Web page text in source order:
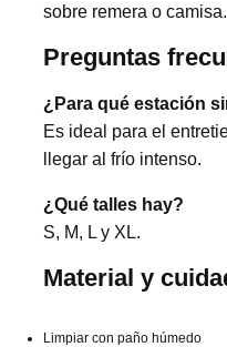
sobre remera o camisa.
Preguntas
¿Para qué estación
Es ideal para el
llegar al frío intenso.
¿Qué talles hay?
S, M, L y XL.
Material y
Limpiar con paño húmedo